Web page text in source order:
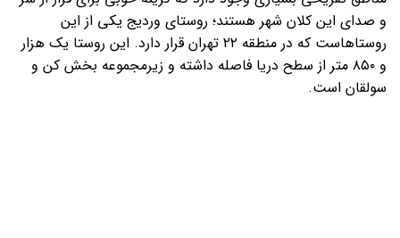
و صدای این کلان شهر هستند؛ روستای وردیج یکی از این
روستاهاست که در منطقه ۲۲ تهران قرار دارد. این روستا یک هزار
و ۸۵۰ متر از سطح دریا فاصله داشته و زیرمجموعه بخش کن و
سولقان است.